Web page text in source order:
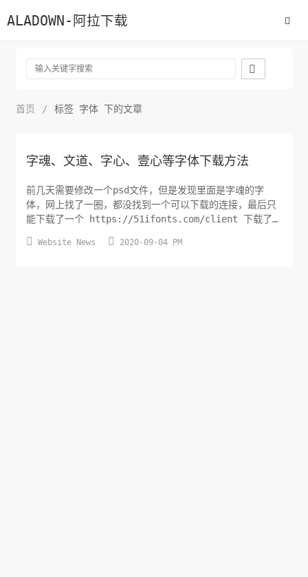
ALADOWN-阿拉下载

首页 / 标签 字体 下的文章
字魂、文道、字心、壹心等字体下载方法
前几天需要修改一个psd文件，但是发现里面是字魂的字
体，网上找了一圈，都没找到一个可以下载的连接，最后只
能下载了一个 https://51ifonts.com/client 下载了一
不会进入windows的fonts目录，想着既然字体被下载了，
 Website News  2020-09-04 PM